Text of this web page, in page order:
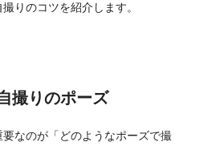
りのコツを紹介します。
撮りのポーズ
なのが「どのようなポーズで撮